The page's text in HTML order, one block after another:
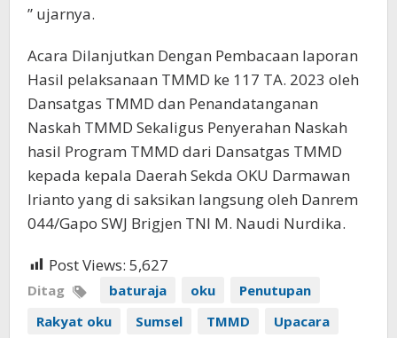
” ujarnya.
Acara Dilanjutkan Dengan Pembacaan laporan
Hasil pelaksanaan TMMD ke 117 TA. 2023 oleh
Dansatgas TMMD dan Penandatanganan
Naskah TMMD Sekaligus Penyerahan Naskah
hasil Program TMMD dari Dansatgas TMMD
kepada kepala Daerah Sekda OKU Darmawan
Irianto yang di saksikan langsung oleh Danrem
044/Gapo SWJ Brigjen TNI M. Naudi Nurdika.
Post Views: 5,627
Ditag baturaja oku
Penutupan
Rakyat oku
Sumsel TMMD Upacara